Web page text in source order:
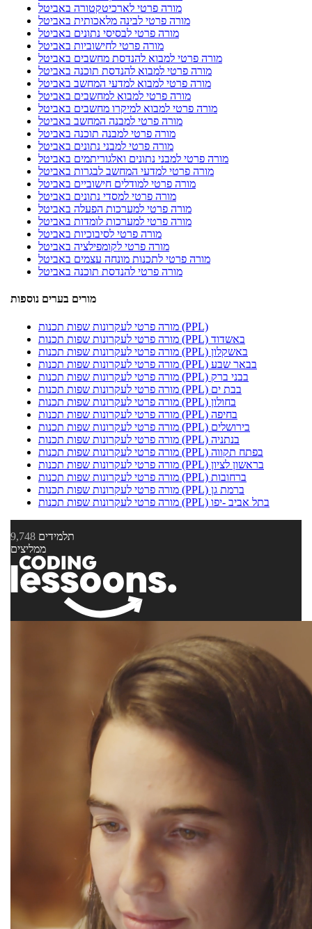
מורה פרטי לארכיטקטורה באביטל
מורה פרטי לבינה מלאכותית באביטל
מורה פרטי לבסיסי נתונים באביטל
מורה פרטי לחישוביות באביטל
מורה פרטי למבוא להנדסת מחשבים באביטל
מורה פרטי למבוא להנדסת תוכנה באביטל
מורה פרטי למבוא למדעי המחשב באביטל
מורה פרטי למבוא למחשבים באביטל
מורה פרטי למבוא למיקרו מחשבים באביטל
מורה פרטי למבנה המחשב באביטל
מורה פרטי למבנה תוכנה באביטל
מורה פרטי למבני נתונים באביטל
מורה פרטי למבני נתונים ואלגוריתמים באביטל
מורה פרטי למדעי המחשב לבגרות באביטל
מורה פרטי למודלים חישוביים באביטל
מורה פרטי למסדי נתונים באביטל
מורה פרטי למערכות הפעלה באביטל
מורה פרטי למערכות לומדות באביטל
מורה פרטי לסיבוכיות באביטל
מורה פרטי לקומפילציה באביטל
מורה פרטי לתכנות מונחה עצמים באביטל
מורה פרטי להנדסת תוכנה באביטל
מורים בערים נוספות
מורה פרטי לעקרונות שפות תכנות (PPL)
מורה פרטי לעקרונות שפות תכנות (PPL) באשדוד
מורה פרטי לעקרונות שפות תכנות (PPL) באשקלון
מורה פרטי לעקרונות שפות תכנות (PPL) בבאר שבע
מורה פרטי לעקרונות שפות תכנות (PPL) בבני ברק
מורה פרטי לעקרונות שפות תכנות (PPL) בבת ים
מורה פרטי לעקרונות שפות תכנות (PPL) בחולון
מורה פרטי לעקרונות שפות תכנות (PPL) בחיפה
מורה פרטי לעקרונות שפות תכנות (PPL) בירושלים
מורה פרטי לעקרונות שפות תכנות (PPL) בנתניה
מורה פרטי לעקרונות שפות תכנות (PPL) בפתח תקווה
מורה פרטי לעקרונות שפות תכנות (PPL) בראשון לציון
מורה פרטי לעקרונות שפות תכנות (PPL) ברחובות
מורה פרטי לעקרונות שפות תכנות (PPL) ברמת גן
מורה פרטי לעקרונות שפות תכנות (PPL) בתל אביב -יפו
9,748 תלמידים
ממליצים